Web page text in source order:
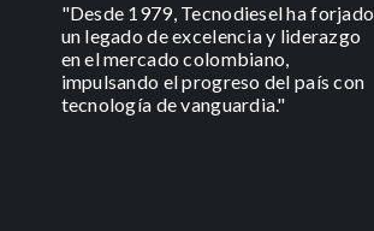
"Desde 1979, Tecnodiesel ha forjado
un legado de excelencia y liderazgo
en el mercado colombiano,
impulsando el progreso del país con
tecnología de vanguardia."